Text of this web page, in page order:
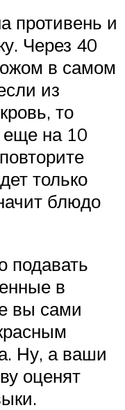
противень и
Через 40
в самом
из
то
еще на 10
только
блюдо
подавать
в
вы сами
Ну, а ваши
оценят